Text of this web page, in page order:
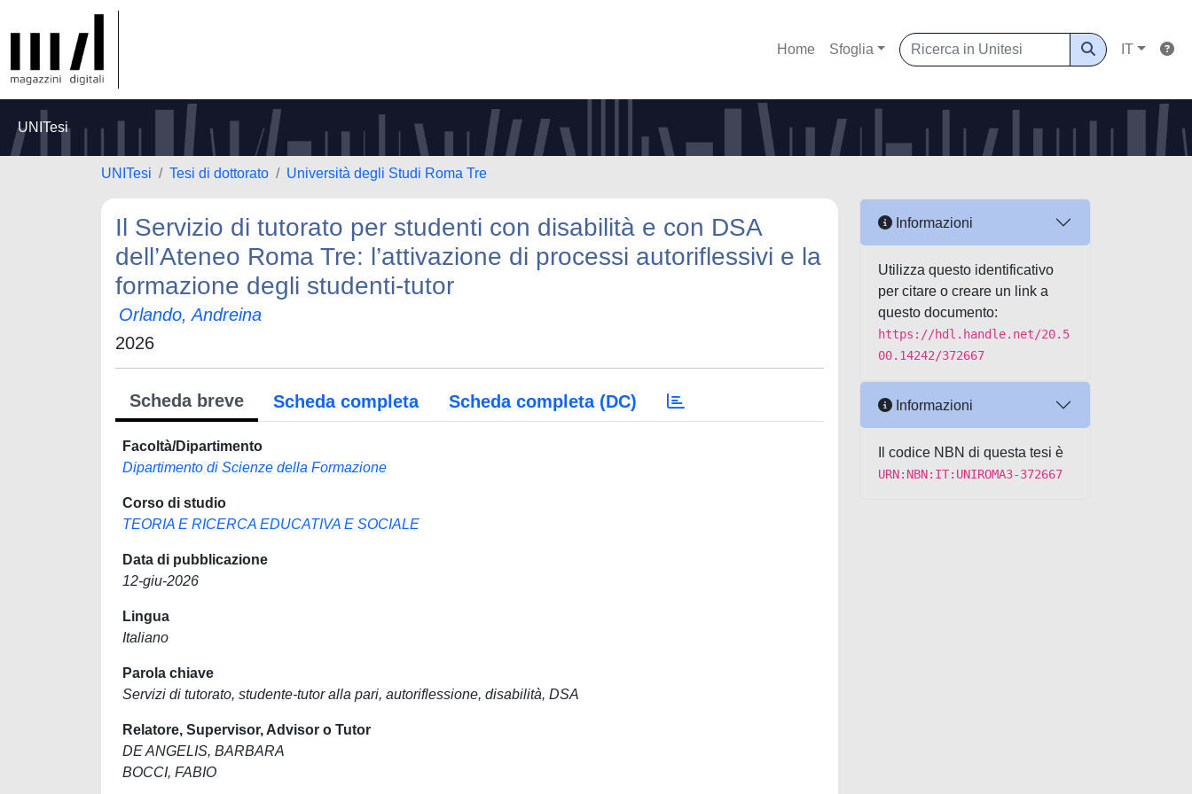
Home Sfoglia IT
UNITesi
UNITesi Tesi di dottorato Università degli Studi Roma Tre
Il Servizio di tutorato per studenti con disabilità e con DSA
dell’Ateneo Roma Tre: l’attivazione di processi autoriflessivi e la
formazione degli studenti-tutor
Orlando, Andreina
2026
Scheda breve Scheda completa Scheda completa (DC)
Facoltà/Dipartimento
Dipartimento di Scienze della Formazione
Corso di studio
TEORIA E RICERCA EDUCATIVA E SOCIALE
Data di pubblicazione
12-giu-2026
Lingua
Italiano
Parola chiave
Servizi di tutorato, studente-tutor alla pari, autoriflessione, disabilità, DSA
Relatore, Supervisor, Advisor o Tutor
DE ANGELIS, BARBARA
BOCCI, FABIO
Informazioni
Utilizza questo identificativo
per citare o creare un link a
questo documento:
https://hdl.handle.net/20.5
00.14242/372667
Informazioni
Il codice NBN di questa tesi è
URN:NBN:IT:UNIROMA3-372667